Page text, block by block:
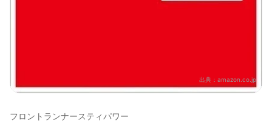
出典： amazon.co.jp
フロントランナースティパワー